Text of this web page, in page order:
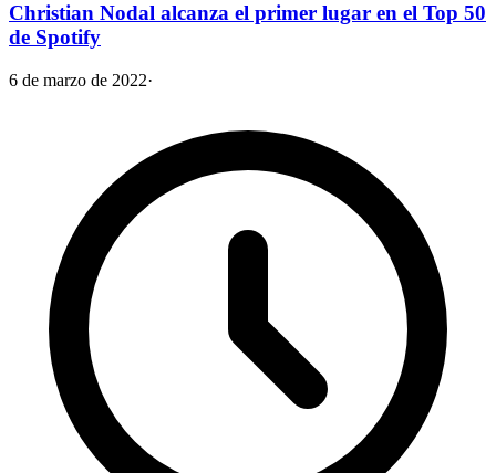
Christian Nodal alcanza el primer lugar en el Top 50
de Spotify
6 de marzo de 2022·